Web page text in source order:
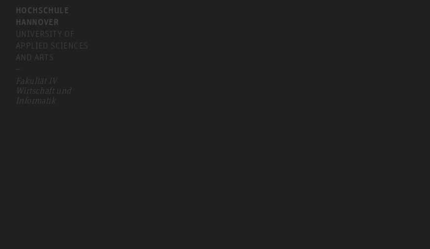
HOCHSCHULE
HANNOVER
UNIVERSITY OF
APPLIED SCIENCES
AND ARTS
–
Fakultät IV
Wirtschaft und
Informatik